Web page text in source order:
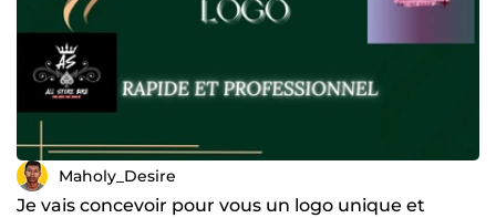
Maholy_Desire
Je vais concevoir pour vous un logo unique et